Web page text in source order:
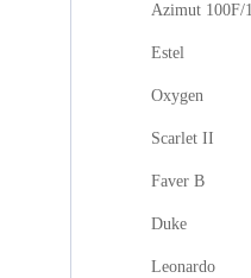
Azimut 100F/
Estel
Oxygen
Scarlet II
Faver B
Duke
Leonardo